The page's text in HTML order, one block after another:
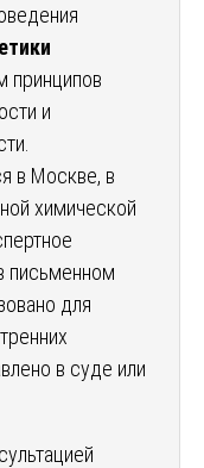
принципов
и
в Москве, в
химической
письменном
для
в суде или